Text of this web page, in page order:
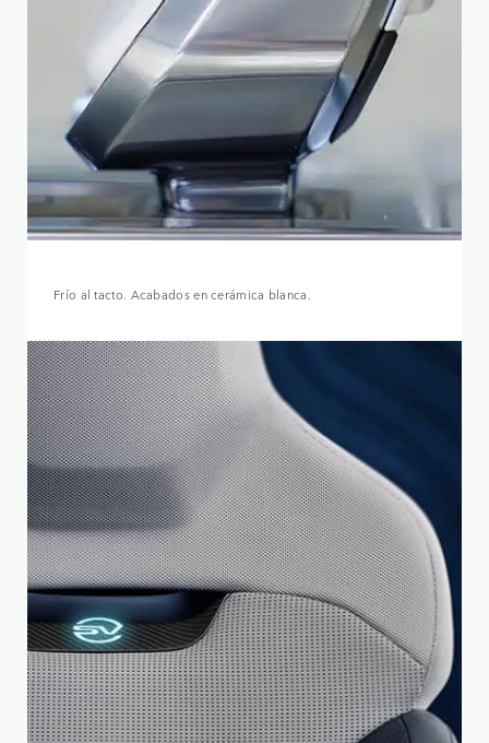
Frío al tacto. Acabados en cerámica blanca.